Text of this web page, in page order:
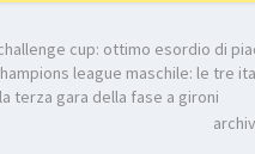
cup: ottimo esordio di
league maschile: le tre
terza gara della fase a gironi